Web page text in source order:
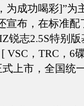
为成功喝彩]”为
宣布，在标准配
锐志2.5S特别
VSC，TRC，6
上市，全国统